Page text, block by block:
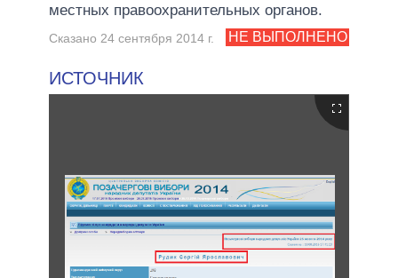
местных правоохранительных органов.
НЕ ВЫПОЛНЕНО
Сказано 24 сентября 2014 г.
ИСТОЧНИК